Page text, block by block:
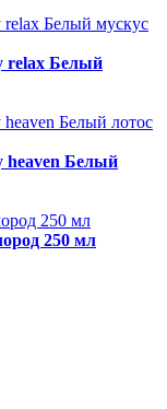
relax Белый
heaven Белый
250 мл